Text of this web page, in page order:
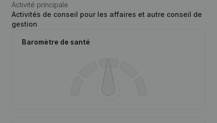
Activité principale
Activités de conseil pour les affaires et autre conseil de
gestion
Baromètre de santé